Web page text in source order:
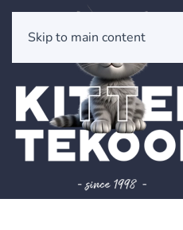
Skip to main content